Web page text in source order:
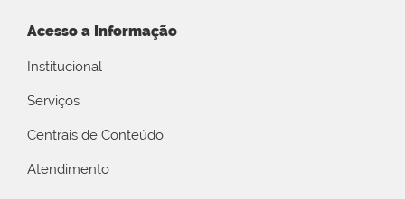
Acesso a Informação
Institucional
Serviços
Centrais de Conteúdo
Atendimento